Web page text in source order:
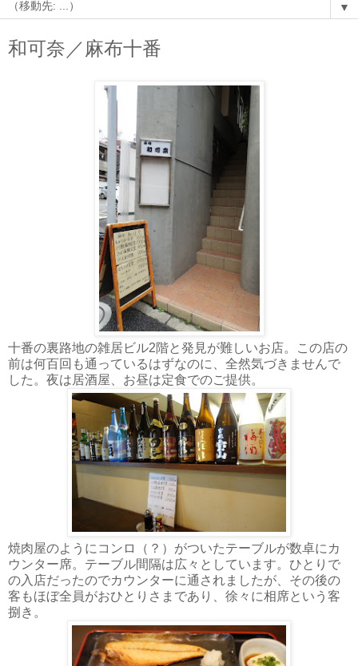
▼
和可奈／麻布十番
十番の裏路地の雑居ビル2階と発見が難しいお店。この店の
前は何百回も通っているはずなのに、全然気づきませんで
した。夜は居酒屋、お昼は定食でのご提供。
焼肉屋のようにコンロ（？）がついたテーブルが数卓にカ
ウンター席。テーブル間隔は広々としています。ひとりで
の入店だったのでカウンターに通されましたが、その後の
客もほぼ全員がおひとりさまであり、徐々に相席という客
捌き。